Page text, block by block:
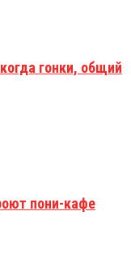
гонки, общий
пони-кафе